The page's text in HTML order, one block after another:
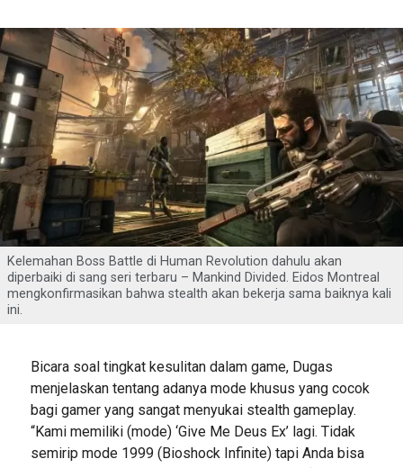
Kelemahan Boss Battle di Human Revolution dahulu akan
diperbaiki di sang seri terbaru – Mankind Divided. Eidos Montreal
mengkonfirmasikan bahwa stealth akan bekerja sama baiknya kali
ini.
Bicara soal tingkat kesulitan dalam game, Dugas
menjelaskan tentang adanya mode khusus yang cocok
bagi gamer yang sangat menyukai stealth gameplay.
“Kami memiliki (mode) ‘Give Me Deus Ex’ lagi. Tidak
semirip mode 1999 (Bioshock Infinite) tapi Anda bisa